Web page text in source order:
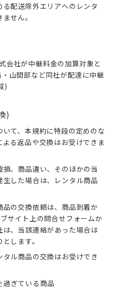
配送除外エリアへのレンタ
せん。
会社が中継料金の加算対象と
山間部など同社が配達に中継
)
)
て、本規約に特段の定めのな
る返品や交換はお受けできま
、商品違い、そのほかの当
した場合は、レンタル商品
の交換依頼は、商品到着か
サイト上の問合せフォームか
、当該連絡があった場合は
します。
ル商品の交換はお受けでき
過ぎている商品